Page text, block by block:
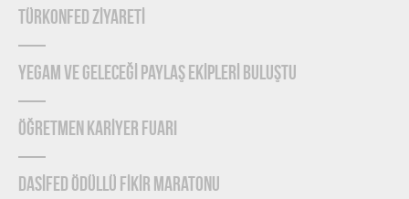
TÜRKONFED ZİYARETİ
YEGAM ve GELECEĞİ PAYLAŞ EKİPLERİ BULUŞTU
ÖĞRETMEN KARİYER FUARI
DASİFED ÖDÜLLÜ FİKİR MARATONU